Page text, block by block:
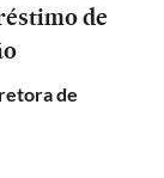
de
de